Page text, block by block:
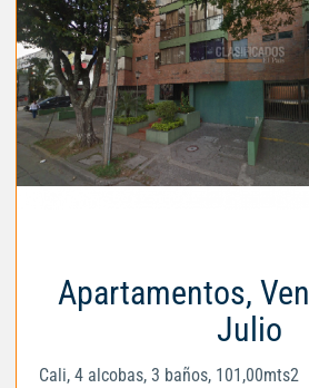
Apartamentos,
Julio
Cali, 4 alcobas, 3 baños, 101,00mts2